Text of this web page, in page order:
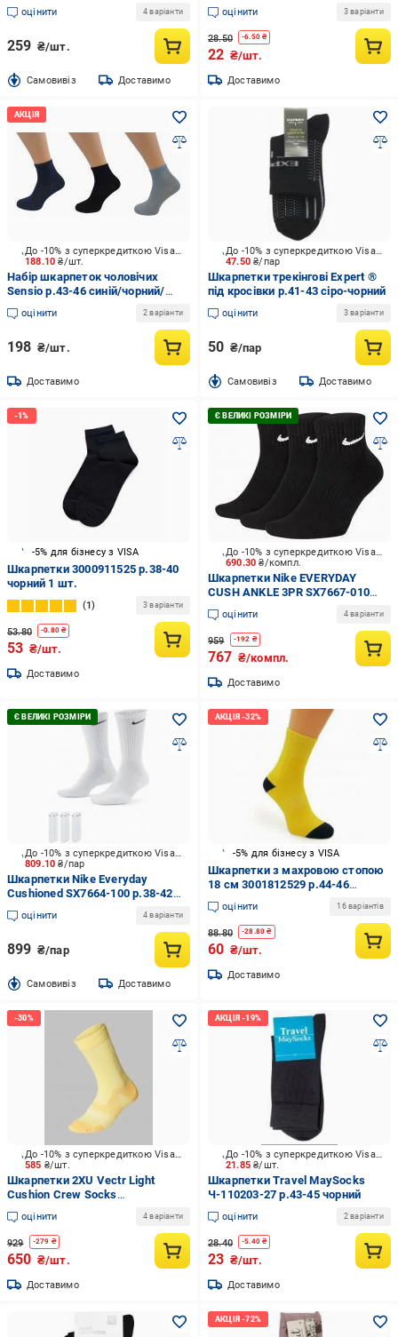
р.41-43 білий/чорний 2 шт.
оцінити 4 варіанти
259 ₴/шт.
Cамовивіз Доставимо
оцінити 3 варіанти
28.50 -6.50₴
22 ₴/шт.
Доставимо
188.10₴/шт.
До -10% з суперкредиткою Visa Вигода
Набір шкарпеток чоловічих
Sensio р.43-46 синій/чорний/
сірий 3 шт.
оцінити 2 варіанти
198 ₴/шт.
Доставимо
47.50₴/пар
До -10% з суперкредиткою Visa Вигода
Шкарпетки трекінгові Expert ®
під кросівки р.41-43 сіро-чорний
оцінити 3 варіанти
50 ₴/пар
Cамовивіз Доставимо
-5% для бізнесу з VISA
Шкарпетки 3000911525 р.38-40
чорний 1 шт.
1 3 варіанти
53.80 -0.80 ₴
53 ₴/шт.
Доставимо
690.30₴/компл.
До -10% з суперкредиткою Visa Вигода
Шкарпетки Nike EVERYDAY
CUSH ANKLE 3PR SX7667-010
р.42-46 чорний 3 шт.
оцінити 4 варіанти
959 -192 ₴
767 ₴/компл.
Доставимо
809.10₴/пар
До -10% з суперкредиткою Visa Вигода
Шкарпетки Nike Everyday
Cushioned SX7664-100 р.38-42
білий 3 пари шт.
оцінити 4 варіанти
899 ₴/пар
Cамовивіз Доставимо
-5% для бізнесу з VISA
Шкарпетки з махровою стопою
18 см 3001812529 р.44-46
жовтий 1 шт.
оцінити 16 варіантів
88.80 -28.80 ₴
60 ₴/шт.
Доставимо
585 ₴/шт.
До -10% з суперкредиткою Visa Вигода
Шкарпетки 2XU Vectr Light
Cushion Crew Socks
UA7005e_PXL/WHT р.42-46
жовтий
оцінити 4 варіанти
929 -279 ₴
650 ₴/шт.
Доставимо
21.85₴/шт.
До -10% з суперкредиткою Visa Вигода
Шкарпетки Travel MaySocks
Ч-110203-27 р.43-45 чорний
оцінити 2 варіанти
28.40 -5.40₴
23 ₴/шт.
Доставимо